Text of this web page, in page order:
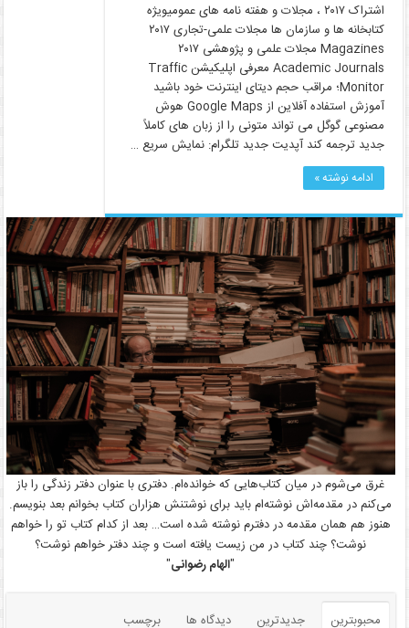
اشتراک ۲۰۱۷ ، مجلات و هفته نامه های عمومیویژه
کتابخانه ها و سازمان ها مجلات علمی-تجاری ۲۰۱۷
Magazines مجلات علمی و پژوهشی ۲۰۱۷
Academic Journals معرفی اپلیکیشن Traffic
Monitor؛ مراقب حجم دیتای اینترنت خود باشید
آموزش استفاده آفلاین از Google Maps هوش
مصنوعی گوگل می تواند متونی را از زبان های کاملاً
جدید ترجمه کند آپدیت جدید تلگرام: نمایش سریع …
ادامه نوشته »
غرق می‌شوم در میان کتاب‌هایی که خوانده‌ام. دفتری با عنوان دفتر زندگی را باز
می‌کنم در مقدمه‌اش نوشته‌ام باید برای نوشتنش هزاران کتاب بخوانم بعد بنویسم.
هنوز هم همان مقدمه در دفترم نوشته شده است… بعد از کدام کتاب تو را خواهم
نوشت؟ چند کتاب در من زیست یافته است و چند دفتر خواهم نوشت؟
"الهام رضوانی"
محبوبترین جدیدترین دیدگاه ها برچسب